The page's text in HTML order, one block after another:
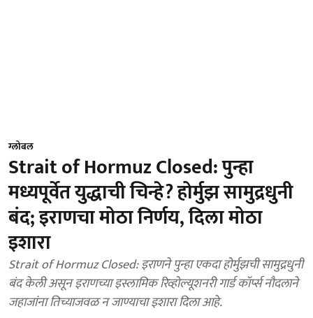
ग्लोबल
Strait of Hormuz Closed: पुन्हा
मध्यपूर्वेत युद्धाची चिन्हे? होर्मुझ सामुद्रधुनी
बंद; इराणचा मोठा निर्णय, दिला मोठा
इशारा
Strait of Hormuz Closed: इराणने पुन्हा एकदा होर्मुझची सामुद्रधुनी
बंद केली असून इराणच्या इस्लामिक रिव्होल्यूशनरी गार्ड कॉर्प्स नौदलाने
जहाजांना तिच्याजवळ न जाण्याचा इशारा दिला आहे.